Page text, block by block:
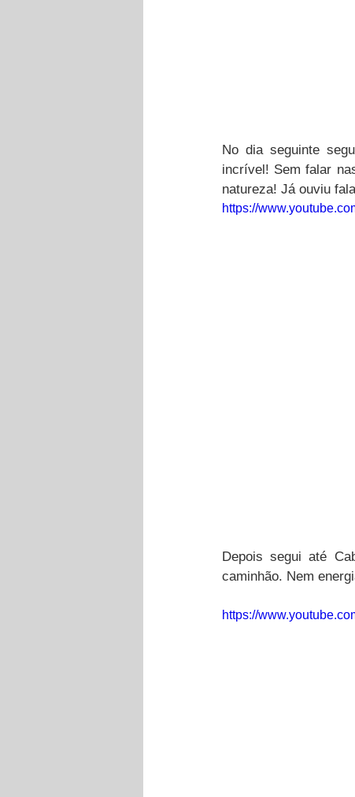
No dia seguinte
incrível! Sem falar
natureza! Já ouviu
https://
Depois segui até
caminhão. Nem
https://